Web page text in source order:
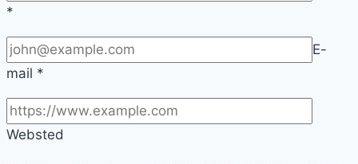
*
E-
mail *
Websted